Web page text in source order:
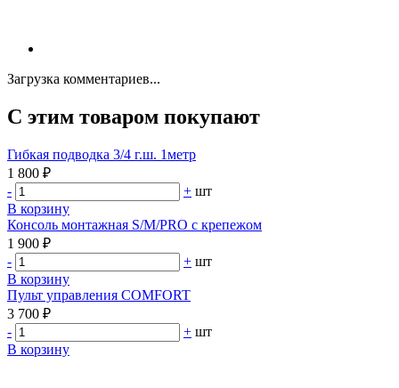
Загрузка комментариев...
С этим товаром покупают
Гибкая подводка 3/4 г.ш. 1метр
1 800 ₽
-
+ шт
В корзину
Консоль монтажная S/M/PRO с крепежом
1 900 ₽
-
+ шт
В корзину
Пульт управления COMFORT
3 700 ₽
-
+ шт
В корзину